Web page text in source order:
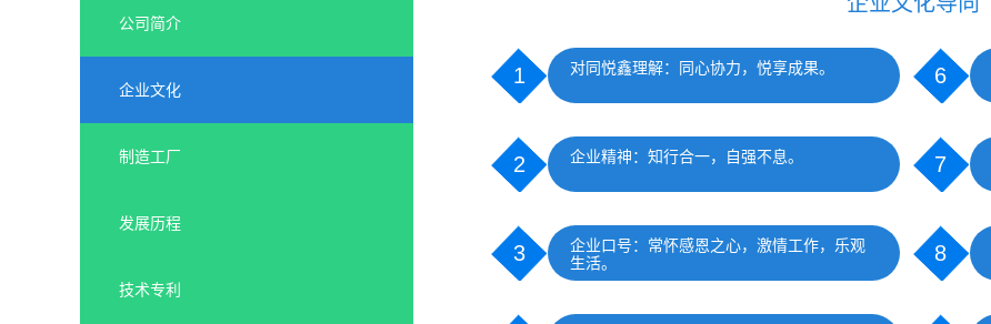
公司简介
企业文化
制造工厂
发展历程
技术专利
1 对同悦鑫理解：同心协力，悦享成果。
2 企业精神：知行合一，自强不息。
3
企业口号：常怀感恩之心，激情工作，乐观
生活。
6
7
8